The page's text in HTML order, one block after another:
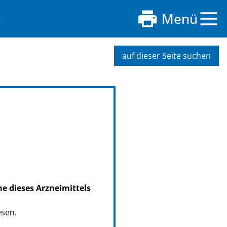
Menü
auf dieser Seite suchen
dieses Arzneimittels